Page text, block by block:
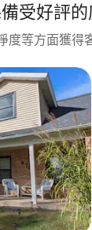
受好評
度等方面獲得